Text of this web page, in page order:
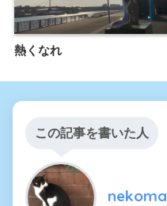
熱くなれ
この記事を書いた人